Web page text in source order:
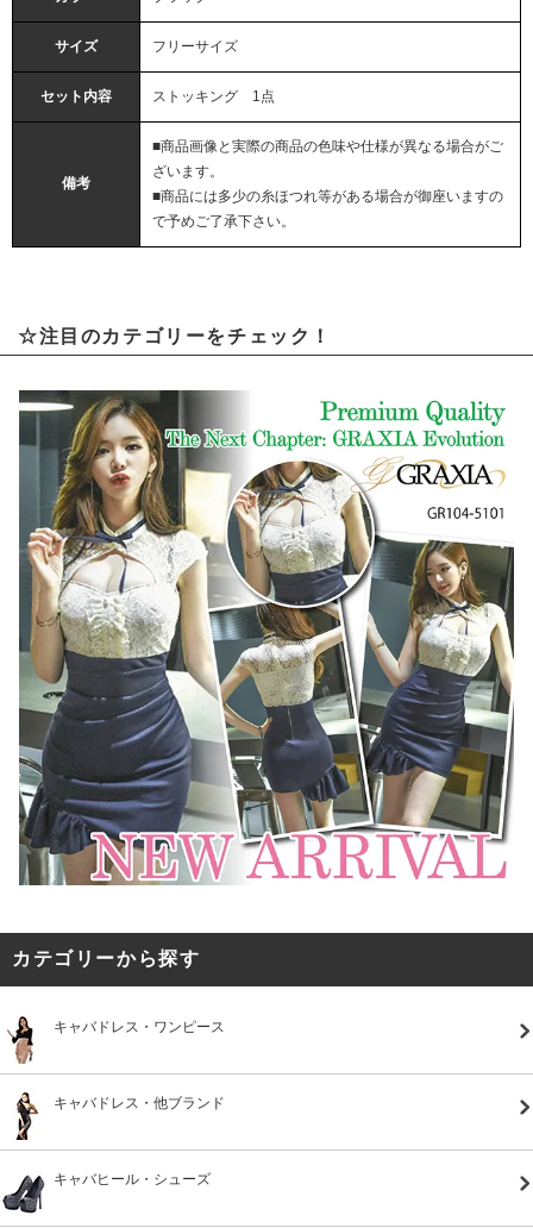
サイズ フリーサイズ
セット内容 ストッキング 1点
備考
■商品画像と実際の商品の色味や仕様が異なる場合がご
ざいます。
■商品には多少の糸ほつれ等がある場合が御座いますの
で予めご了承下さい。
☆注目のカテゴリーをチェック！
カテゴリーから探す
キャバドレス・ワンピース
キャバドレス・他ブランド
キャバヒール・シューズ